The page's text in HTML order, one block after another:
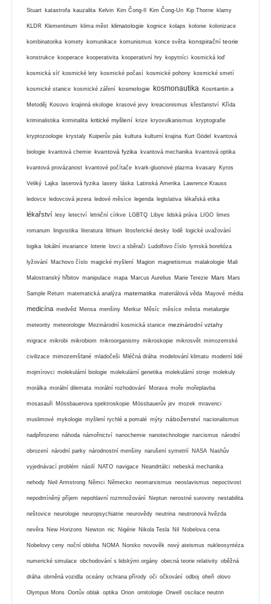
Stuart katastrofa kauzalita Kelvin Kim Čong-Il Kim Čong-Un Kip Thorne klamy
KLDR Klementinum klima měst klimatologie kognice kolaps kolonie kolonizace
kombinatorika komety komunikace komunismus konce světa konspirační teorie
konstrukce kooperace kooperativita kooperativní hry kopytníci kosmická loď
kosmická síť kosmické lety kosmické počasí kosmické pohony kosmické smetí
kosmické stanice kosmické záření kosmologie kosmonautika Kosntantin a
Metoděj Kosovo krajinná ekologie krasové jevy kreacionismus křesťanství Křída
kriminalistika kriminalita kritické myšlení krize kryovulkanismus kryptografie
kryptozoologie krystaly Kuiperův pás kultura kulturní krajina Kurt Gödel kvantová
biologie kvantová chemie kvantová fyzika kvantová mechanika kvantová optika
kvantová provázanost kvantové počítače kvark-gluonové plazma kvasary Kyros
Veliký Lajka laserová fyzika lasery láska Latinská Amerika Lawrence Krauss
ledovce ledovcová jezera ledové měsíce legenda legislativa lékařská etika
lékařství lesy letectví letniční církve LGBTQ Libye lidská práva LIGO limes
romanum lingvistika literatura lithium litosferické desky lodě logické uvažování
logika lokální invariance loterie lovci a sběrači Ludolfovo číslo lymská borelióza
lyžování Machovo číslo magické myšlení Magion magnetismus malakologie Mali
Malostranský hřbitov manipulace mapa Marcus Aurelius Marie Terezie Mars Mars
Sample Return matematická analýza matematika materiálová věda Mayové média
medicína medvěd Mensa menšiny Merkur Měsíc měsíce města metalurgie
meteority meteorologie Mezinárodní kosmická stanice mezinárodní vztahy
migrace mikrobi mikrobiom mikroorganismy mikroskopie mikrosvět mimozemské
civilizace mimozemšťané mladočeši Mléčná dráha modelování klimatu moderní lidé
mojmírovci molekulární biologie molekulární genetika molekulární stroje molekuly
morálka morální dilemata morální rozhodování Morava moře mořeplavba
mosasauři Mössbauerova spektroskopie Mössbauerův jev mozek mravenci
muslimové mykologie myšlení rychlé a pomalé mýty náboženství nacionalismus
nadpřirozeno náhoda námořnictví nanochemie nanotechnologie narcismus národní
obrození národní parky národnostní menšiny narušení symetrií NASA Nashův
vyjednávací problém násilí NATO navigace Neandrtálci nebeská mechanika
nehody Neil Armstrong Němci Německo neomarxismus neoslavismus nepoctivost
nepodmíněný příjem nepohlavní rozmnožování Neptun nerostné suroviny nestabilita
neštovice neurologie neuropsychiatrie neurovědy neutrina neutronová hvězda
nevěra New Horizons Newton nic Nigérie Nikola Tesla Nil Nobelova cena
Nobelovy ceny noční obloha NOMA Norsko novověk nový ateismus nukleosyntéza
numerické simulace obchodování s lidskými orgány obecná teorie relativity oběžná
dráha obrněná vozidla oceány ochrana přírody oči očkování odboj oheň olovo
Olympus Mons Oortův oblak optika Orion ornitologie Orwell oscilace neutrin